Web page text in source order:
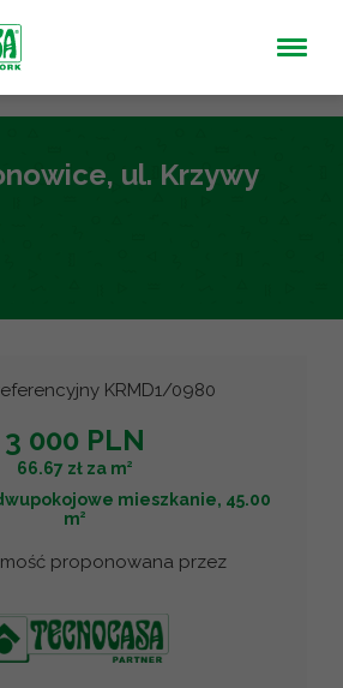
ul. Krzywy
KRMD1/0980
3 000 PLN
66.67 zł za m2
mieszkanie, 45.00
m2
proponowana przez